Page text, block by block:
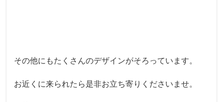
その他にもたくさんのデザインがそろっています。
お近くに来られたら是非お立ち寄りくださいませ。